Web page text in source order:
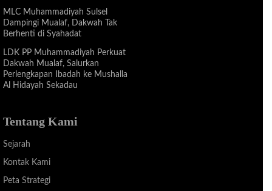
MLC Muhammadiyah Sulsel
Dampingi Mualaf, Dakwah Tak
Berhenti di Syahadat
LDK PP Muhammadiyah Perkuat
Dakwah Mualaf, Salurkan
Perlengkapan Ibadah ke Mushalla
Al Hidayah Sekadau
Tentang Kami
Sejarah
Kontak Kami
Peta Strategi